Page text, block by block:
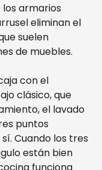
los armarios
eliminan el
suelen
de muebles.
con el
clásico, que
el lavado
puntos
Cuando los tres
están bien